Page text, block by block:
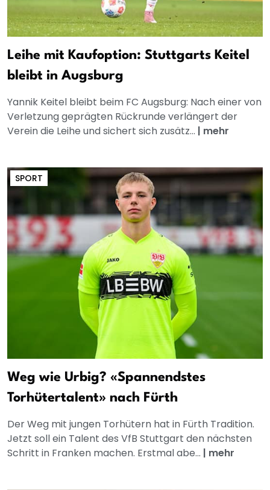
Leihe mit Kaufoption: Stuttgarts Keitel
bleibt in Augsburg
Yannik Keitel bleibt beim FC Augsburg: Nach einer von
Verletzung geprägten Rückrunde verlängert der
Verein die Leihe und sichert sich zusätz... | mehr
SPORT
Weg wie Urbig? «Spannendstes
Torhütertalent» nach Fürth
Der Weg mit jungen Torhütern hat in Fürth Tradition.
Jetzt soll ein Talent des VfB Stuttgart den nächsten
Schritt in Franken machen. Erstmal abe... | mehr